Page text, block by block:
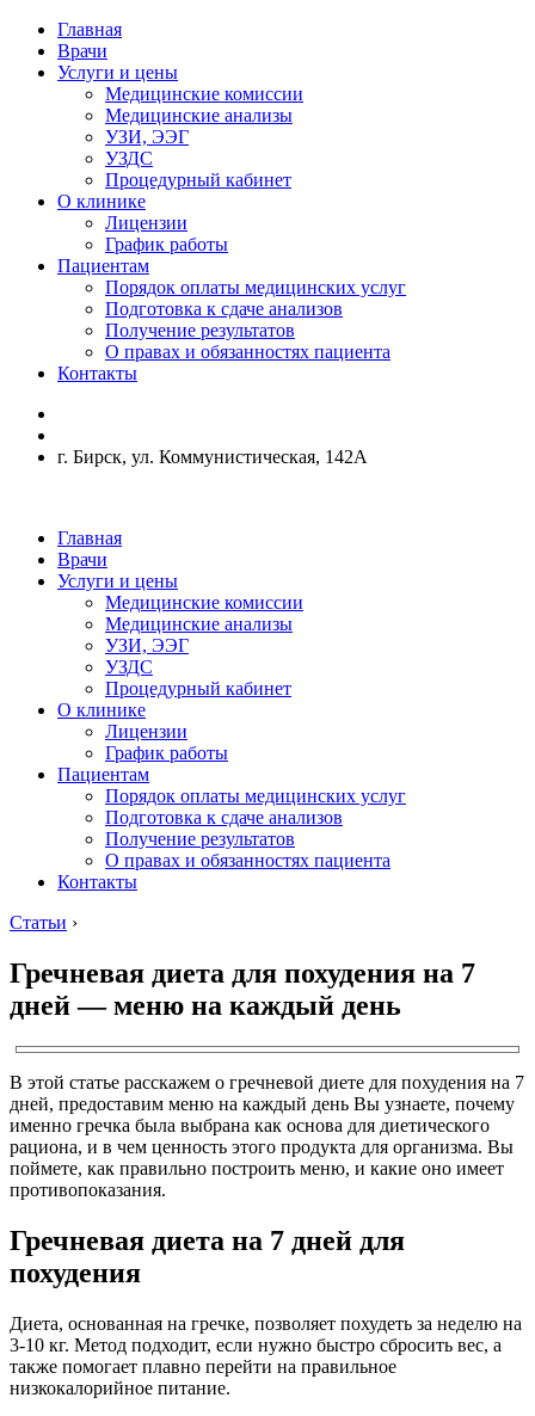
Главная
Врачи
Услуги и цены
Медицинские комиссии
Медицинские анализы
УЗИ, ЭЭГ
УЗДС
Процедурный кабинет
О клинике
Лицензии
График работы
Пациентам
Порядок оплаты медицинских услуг
Подготовка к сдаче анализов
Получение результатов
О правах и обязанностях пациента
Контакты
г. Бирск, ул. Коммунистическая, 142А
Главная
Врачи
Услуги и цены
Медицинские комиссии
Медицинские анализы
УЗИ, ЭЭГ
УЗДС
Процедурный кабинет
О клинике
Лицензии
График работы
Пациентам
Порядок оплаты медицинских услуг
Подготовка к сдаче анализов
Получение результатов
О правах и обязанностях пациента
Контакты
Статьи ›
Гречневая диета для похудения на 7
дней — меню на каждый день
В этой статье расскажем о гречневой диете для похудения на 7
дней, предоставим меню на каждый день Вы узнаете, почему
именно гречка была выбрана как основа для диетического
рациона, и в чем ценность этого продукта для организма. Вы
поймете, как правильно построить меню, и какие оно имеет
противопоказания.
Гречневая диета на 7 дней для
похудения
Диета, основанная на гречке, позволяет похудеть за неделю на
3-10 кг. Метод подходит, если нужно быстро сбросить вес, а
также помогает плавно перейти на правильное
низкокалорийное питание.